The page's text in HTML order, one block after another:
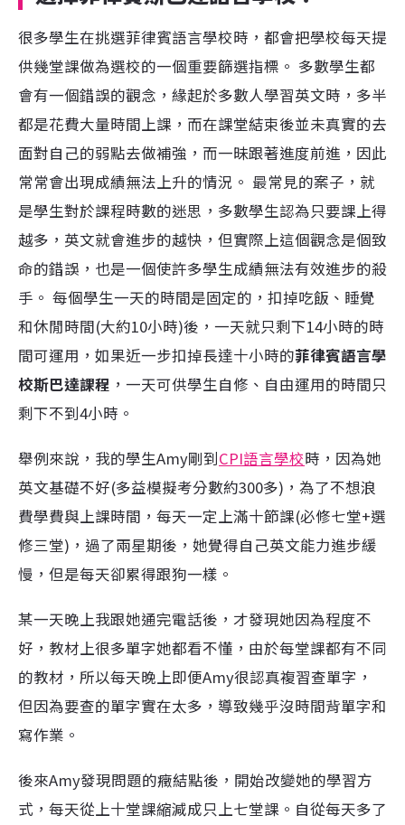
很多學生在挑選菲律賓語言學校時，都會把學校每天提
供幾堂課做為選校的一個重要篩選指標。 多數學生都
會有一個錯誤的觀念，緣起於多數人學習英文時，多半
都是花費大量時間上課，而在課堂結束後並未真實的去
面對自己的弱點去做補強，而一昧跟著進度前進，因此
常常會出現成績無法上升的情況。 最常見的案子，就
是學生對於課程時數的迷思，多數學生認為只要課上得
越多，英文就會進步的越快，但實際上這個觀念是個致
命的錯誤，也是一個使許多學生成績無法有效進步的殺
手。 每個學生一天的時間是固定的，扣掉吃飯、睡覺
和休閒時間(大約10小時)後，一天就只剩下14小時的時
間可運用，如果近一步扣掉長達十小時的菲律賓語言學
校斯巴達課程 ，一天可供學生自修、自由運用的時間只
剩下不到4小時。
舉例來說，我的學生Amy剛到CPI語言學校時，因為她
英文基礎不好(多益模擬考分數約300多)，為了不想浪
費學費與上課時間，每天一定上滿十節課(必修七堂+選
修三堂)，過了兩星期後，她覺得自己英文能力進步緩
慢，但是每天卻累得跟狗一樣。
某一天晚上我跟她通完電話後，才發現她因為程度不
好，教材上很多單字她都看不懂，由於每堂課都有不同
的教材，所以每天晚上即便Amy很認真複習查單字，
但因為要查的單字實在太多，導致幾乎沒時間背單字和
寫作業。
後來Amy發現問題的癥結點後，開始改變她的學習方
式，每天從上十堂課縮減成只上七堂課。自從每天多了